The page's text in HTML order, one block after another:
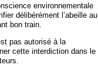
environnementale
délibérément l’abeille au
bon train.
pas autorisé à la
cette interdiction dans le